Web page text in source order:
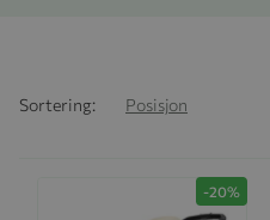
Sortering: Posisjon
-20%